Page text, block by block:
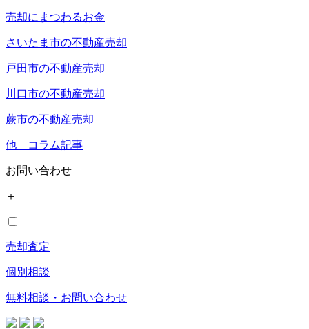
売却にまつわるお金
さいたま市の不動産売却
戸田市の不動産売却
川口市の不動産売却
蕨市の不動産売却
他 コラム記事
お問い合わせ
＋
売却査定
個別相談
無料相談・お問い合わせ